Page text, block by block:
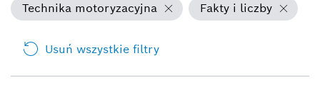
Technika motoryzacyjna
Fakty i liczby
Usuń wszystkie filtry